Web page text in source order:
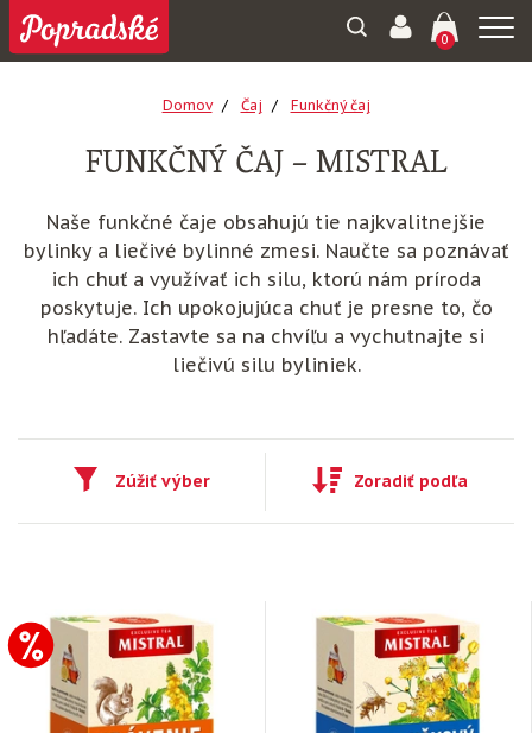
0
Domov Čaj Funkčný čaj
FUNKČNÝ ČAJ – MISTRAL
Naše funkčné čaje obsahujú tie najkvalitnejšie
bylinky a liečivé bylinné zmesi. Naučte sa poznávať
ich chuť a využívať ich silu, ktorú nám príroda
poskytuje. Ich upokojujúca chuť je presne to, čo
hľadáte. Zastavte sa na chvíľu a vychutnajte si
liečivú silu byliniek.
Zúžiť výber Zoradiť podľa